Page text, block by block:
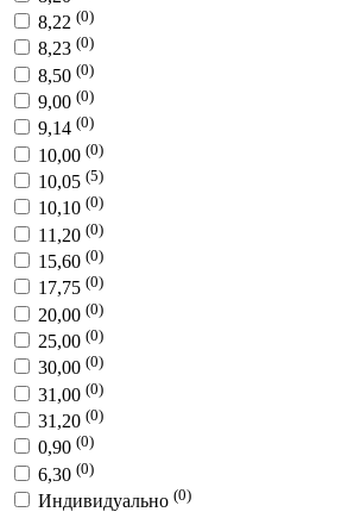
8,22 (0)
8,23 (0)
8,50 (0)
9,00 (0)
9,14 (0)
10,00 (0)
10,05 (5)
10,10 (0)
11,20 (0)
15,60 (0)
17,75 (0)
20,00 (0)
25,00 (0)
30,00 (0)
31,00 (0)
31,20 (0)
0,90 (0)
6,30 (0)
Индивидуально (0)